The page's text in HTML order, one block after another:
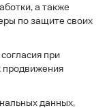
а также
по защите своих
при
продвижения
данных,